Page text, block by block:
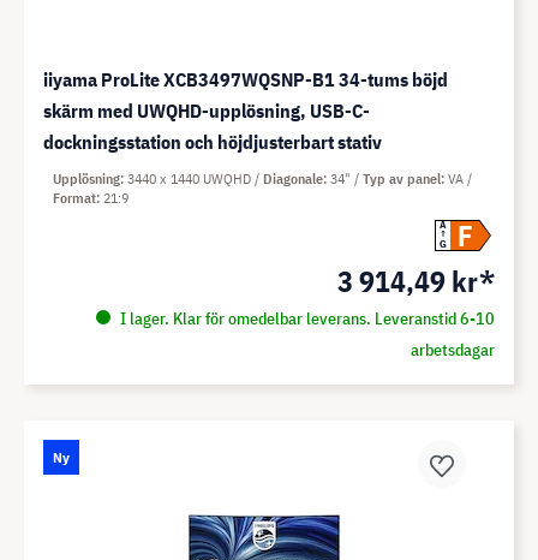
iiyama ProLite XCB3497WQSNP-B1 34-tums böjd
skärm med UWQHD-upplösning, USB-C-
dockningsstation och höjdjusterbart stativ
A
G
F
3 914,49 kr*
I lager. Klar för omedelbar leverans. Leveranstid 6-10
arbetsdagar
Upplösning 3440 x 1440 UWQHD Diagonale 34" Typ av panel VA
Format 21:9
Ny